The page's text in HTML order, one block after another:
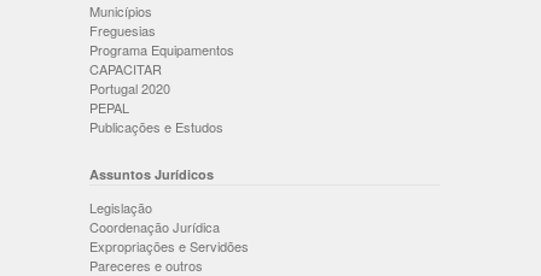
Municípios
Freguesias
Programa Equipamentos
CAPACITAR
Portugal 2020
PEPAL
Publicações e Estudos
Assuntos Jurídicos
Legislação
Coordenação Jurídica
Expropriações e Servidões
Pareceres e outros